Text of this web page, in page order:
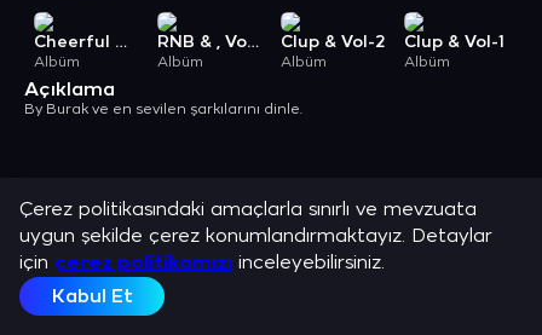
Cheerful & , Vol. 7
Albüm
RNB & , Vol. 2
Albüm
Clup & Vol-2
Albüm
Clup & Vol-1
Albüm
Açıklama
By Burak ve en sevilen şarkılarını dinle.
Çerez politikasındaki amaçlarla sınırlı ve mevzuata
uygun şekilde çerez konumlandırmaktayız. Detaylar
için çerez politikamızı inceleyebilirsiniz.
Kabul Et